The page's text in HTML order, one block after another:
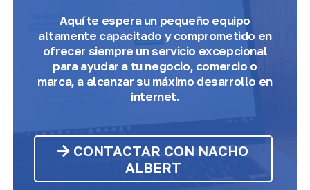
Aquí te esperaun pequeño equipo
altamente capacitado y comprometido en
ofrecer siempre un servicio excepcional
para ayudar a tu negocio, comercio o
marca, a alcanzar su máximo desarrollo en
internet.
CONTACTAR CON NACHO
ALBERT